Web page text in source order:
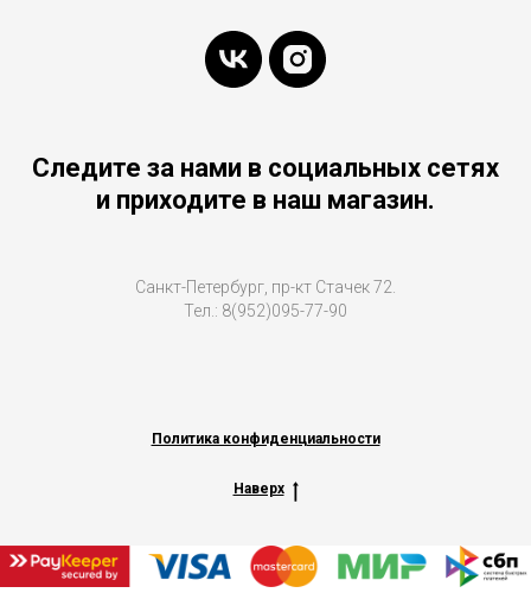
Следите за нами в социальных сетях
и приходите в наш магазин.
Санкт-Петербург, пр-кт Стачек 72.
Тел.: 8(952)095-77-90
Политика конфиденциальности
Наверх